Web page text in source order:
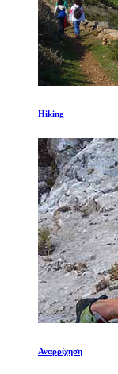
Hiking
Αναρρίχηση